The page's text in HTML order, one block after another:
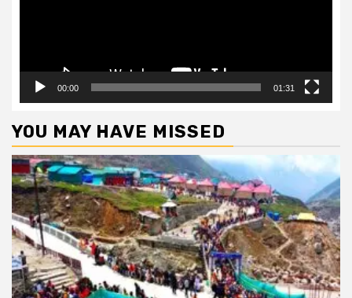
00:00 01:31
YOU MAY HAVE MISSED